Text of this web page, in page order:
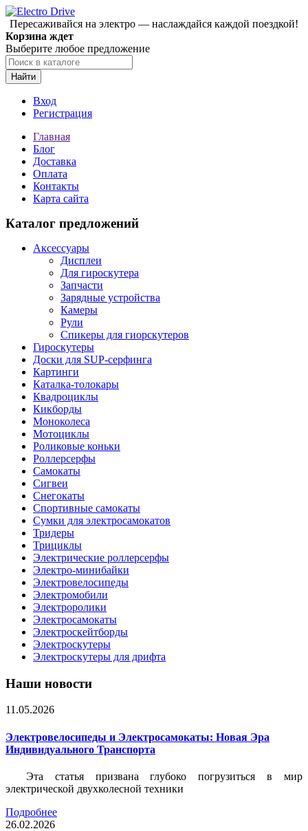
Пересаживайся на электро — наслаждайся каждой поездкой!
Корзина ждет
Выберите любое предложение
Найти
Вход
Регистрация
Главная
Блог
Доставка
Оплата
Контакты
Карта сайта
Каталог предложений
Аксессуары
Дисплеи
Для гироскутера
Запчасти
Зарядные устройства
Камеры
Рули
Спикеры для гиорскутеров
Гироскутеры
Доски для SUP-серфинга
Картинги
Каталка-толокары
Квадроциклы
Кикборды
Моноколеса
Мотоциклы
Роликовые коньки
Роллерсерфы
Самокаты
Сигвеи
Снегокаты
Спортивные самокаты
Сумки для электросамокатов
Тридеры
Трициклы
Электрические роллерсерфы
Электро-минибайки
Электровелосипеды
Электромобили
Электроролики
Электросамокаты
Электроскейтборды
Электроскутеры
Электроскутеры для дрифта
Наши новости
11.05.2026
Электровелосипеды и Электросамокаты: Новая Эра
Индивидуального Транспорта
Эта статья призвана глубоко погрузиться в мир
электрической двухколесной техники
Подробнее
26.02.2026